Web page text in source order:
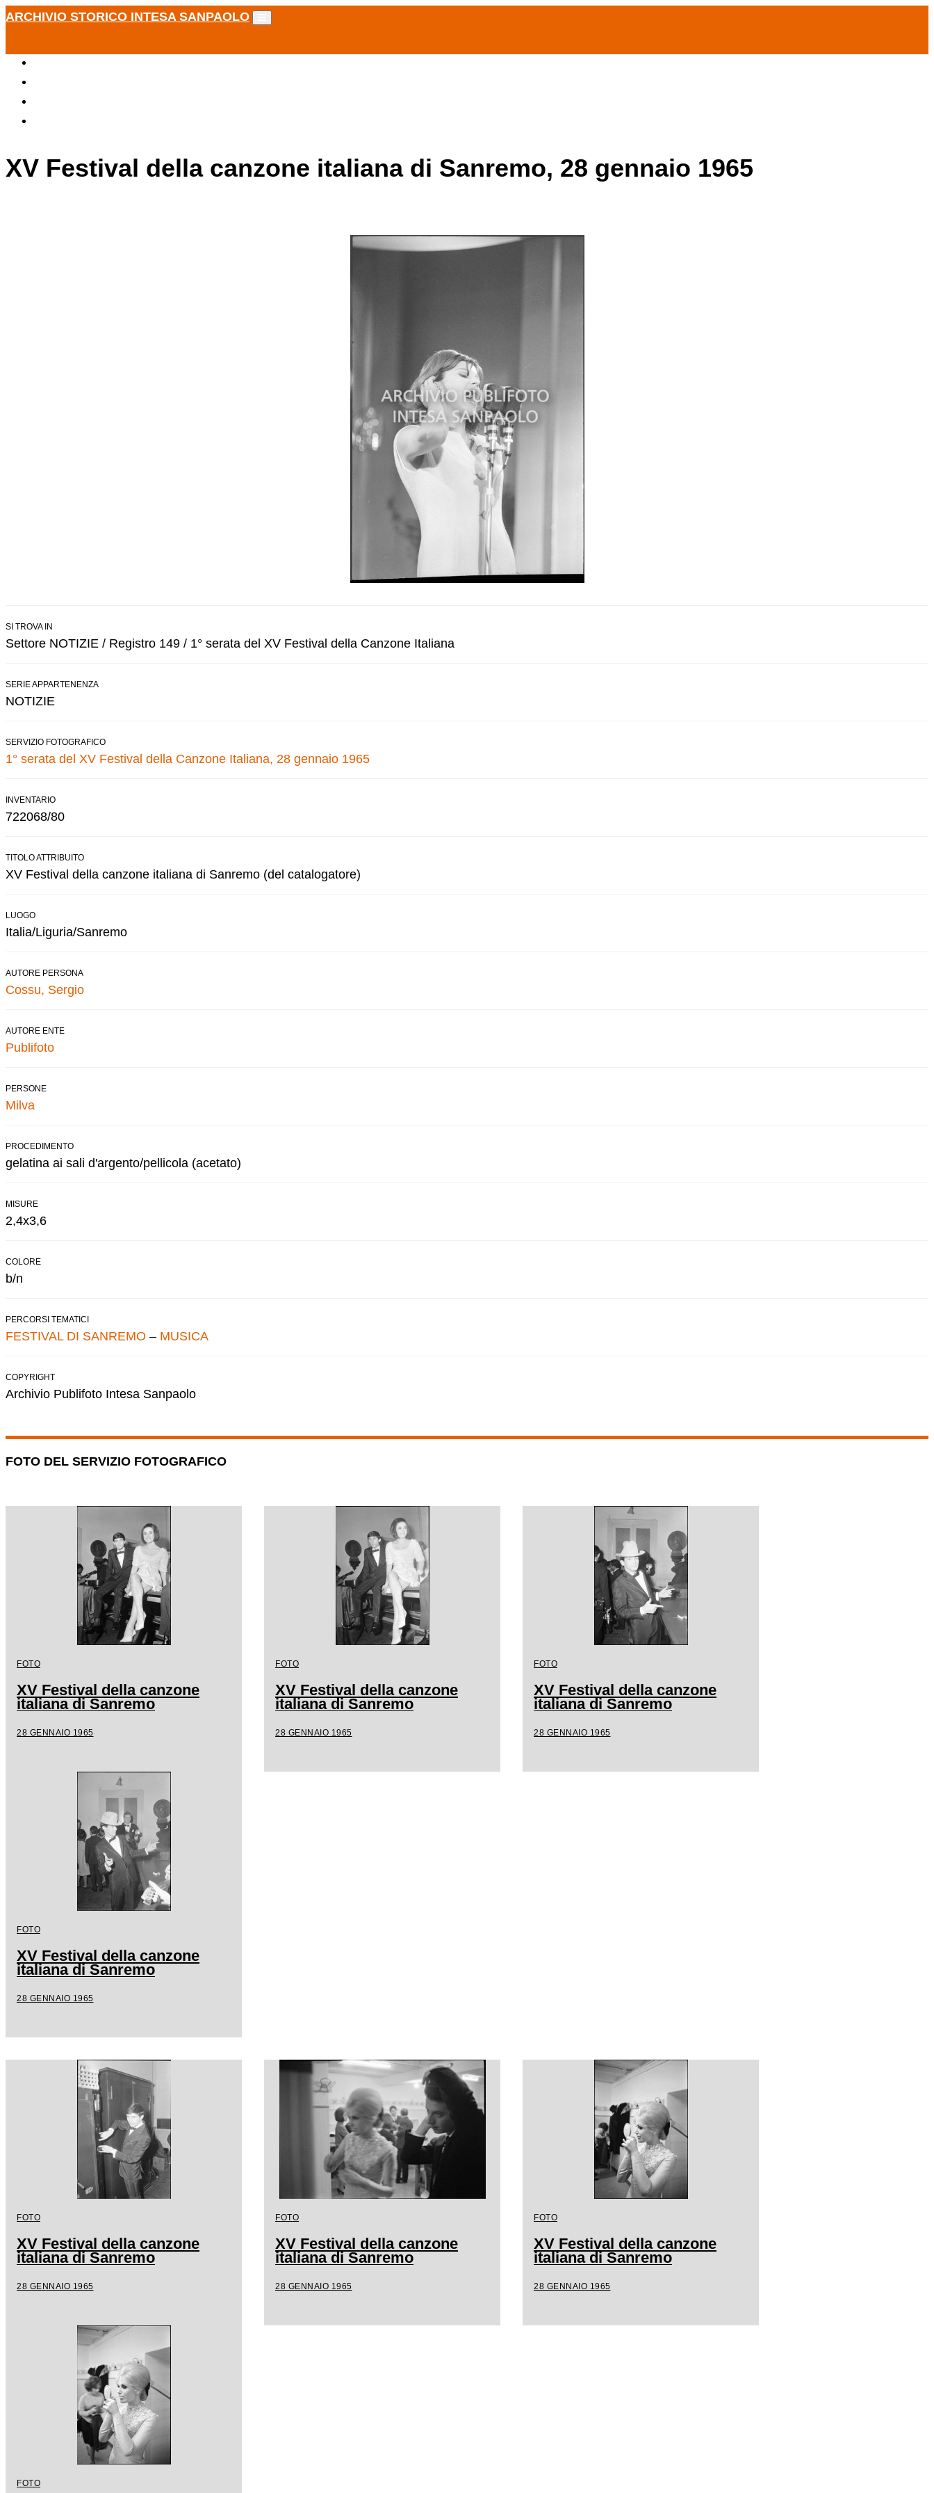
ARCHIVIO STORICO INTESA SANPAOLO
XV Festival della canzone italiana di Sanremo, 28 gennaio 1965
SI TROVA IN
Settore NOTIZIE / Registro 149 / 1° serata del XV Festival della Canzone Italiana
SERIE APPARTENENZA
NOTIZIE
SERVIZIO FOTOGRAFICO
1° serata del XV Festival della Canzone Italiana, 28 gennaio 1965
INVENTARIO
722068/80
TITOLO ATTRIBUITO
XV Festival della canzone italiana di Sanremo (del catalogatore)
LUOGO
Italia/Liguria/Sanremo
AUTORE PERSONA
Cossu, Sergio
AUTORE ENTE
Publifoto
PERSONE
Milva
PROCEDIMENTO
gelatina ai sali d'argento/pellicola (acetato)
MISURE
2,4x3,6
COLORE
b/n
PERCORSI TEMATICI
FESTIVAL DI SANREMO – MUSICA
COPYRIGHT
Archivio Publifoto Intesa Sanpaolo
FOTO DEL SERVIZIO FOTOGRAFICO
FOTO
XV Festival della canzone
italiana di Sanremo
28 GENNAIO 1965
FOTO
XV Festival della canzone
italiana di Sanremo
28 GENNAIO 1965
FOTO
XV Festival della canzone
italiana di Sanremo
28 GENNAIO 1965
FOTO
XV Festival della canzone
italiana di Sanremo
28 GENNAIO 1965
FOTO
XV Festival della canzone
italiana di Sanremo
28 GENNAIO 1965
FOTO
XV Festival della canzone
italiana di Sanremo
28 GENNAIO 1965
FOTO
XV Festival della canzone
italiana di Sanremo
28 GENNAIO 1965
FOTO